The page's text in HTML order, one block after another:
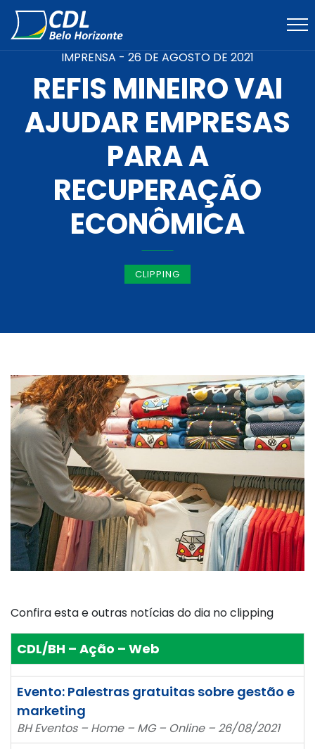
IMPRENSA - 26 DE AGOSTO DE 2021
REFIS MINEIRO VAI
AJUDAR EMPRESAS
PARA A
RECUPERAÇÃO
ECONÔMICA
CLIPPING
Confira esta e outras notícias do dia no clipping
CDL/BH – Ação – Web
Evento: Palestras gratuitas sobre gestão e
marketing
BH Eventos – Home – MG – Online – 26/08/2021